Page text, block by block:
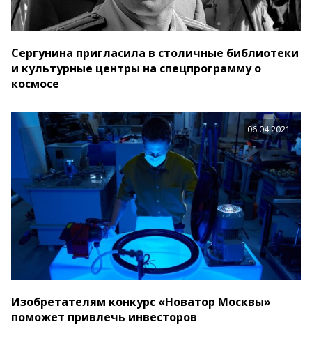
Сергунина пригласила в столичные библиотеки
и культурные центры на спецпрограмму о
космосе
06.04.2021
Изобретателям конкурс «Новатор Москвы»
поможет привлечь инвесторов